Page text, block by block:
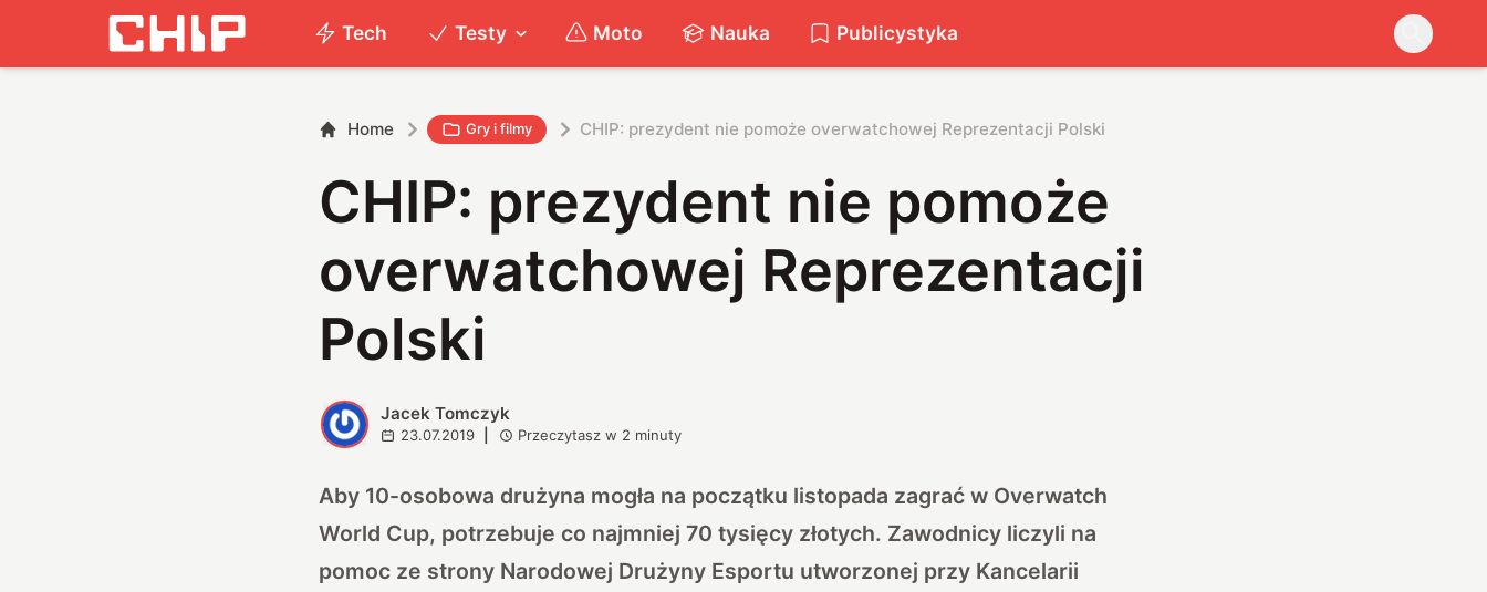
Tech Testy Moto Nauka Publicystyka
Home Gry i filmy CHIP: prezydent nie pomoże overwatchowej Reprezentacji Polski
CHIP: prezydent nie pomoże
overwatchowej Reprezentacji
Polski
J Jacek Tomczyk
23.07.2019 Przeczytasz w 2 minuty
Aby 10-osobowa drużyna mogła na początku listopada zagrać w Overwatch
World Cup, potrzebuje co najmniej 70 tysięcy złotych. Zawodnicy liczyli na
pomoc ze strony Narodowej Drużyny Esportu utworzonej przy Kancelarii